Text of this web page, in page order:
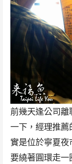
前幾天逢公司
一下，經理推薦
實是位於寧夏夜
要繞著圓環走一